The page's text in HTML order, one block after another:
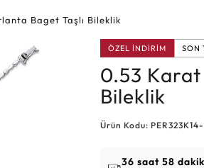
Baget Taşlı Bileklik
ÖZEL İNDİRİM SON
0.53 Karat
Bileklik
Ürün Kodu:
36 saat 58